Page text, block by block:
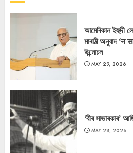
আমেৰিকান ইহুদী
মাৰাঠী অনুবাদ
উন্মোচন
MAY 29, 2026
‘বীৰ সাভাৰকাৰ’
MAY 28, 2026